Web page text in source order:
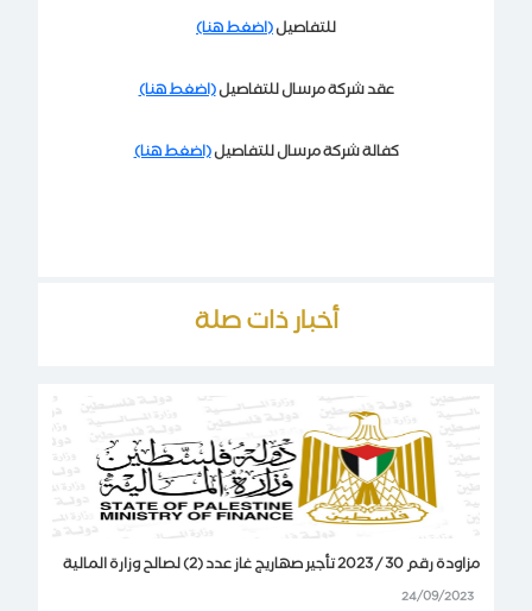
للتفاصيل(اضغط هنا)
عقد شركة مرسال للتفاصيل(اضغط هنا)
كفالة شركة مرسال للتفاصيل(اضغط هنا)
أخبار ذات صلة
مزاودة رقم 30 / 2023 تأجير صهاريج غاز عدد (2) لصالح وزارة المالية
24/09/2023